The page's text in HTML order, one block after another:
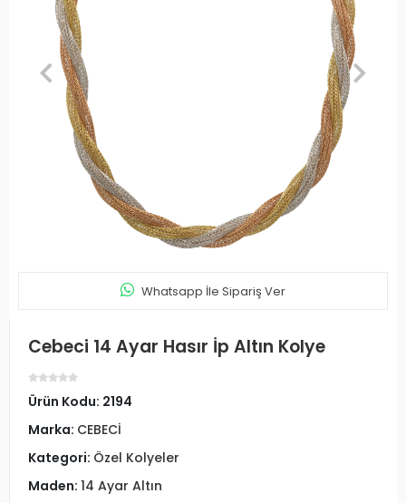
Whatsapp İle Sipariş Ver
Cebeci 14 Ayar Hasır İp Altın Kolye
Ürün Kodu: 2194
Marka: CEBECİ
Kategori: Özel Kolyeler
Maden: 14 Ayar Altın